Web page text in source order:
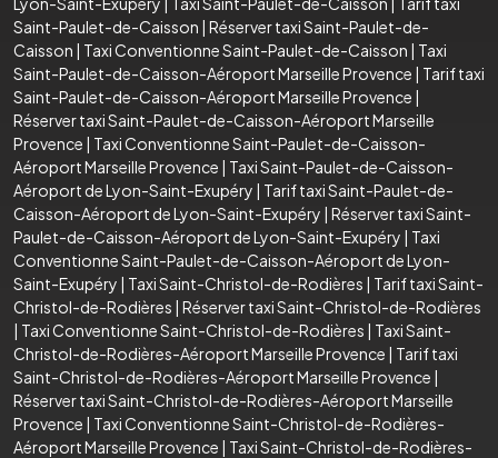
Saint-Paulet-de-Caisson | Réserver taxi Saint-Paulet-de-
Caisson | Taxi Conventionne Saint-Paulet-de-Caisson | Taxi
Saint-Paulet-de-Caisson-Aéroport Marseille Provence | Tarif taxi
Saint-Paulet-de-Caisson-Aéroport Marseille Provence |
Réserver taxi Saint-Paulet-de-Caisson-Aéroport Marseille
Provence | Taxi Conventionne Saint-Paulet-de-Caisson-
Aéroport Marseille Provence | Taxi Saint-Paulet-de-Caisson-
Aéroport de Lyon-Saint-Exupéry | Tarif taxi Saint-Paulet-de-
Caisson-Aéroport de Lyon-Saint-Exupéry | Réserver taxi Saint-
Paulet-de-Caisson-Aéroport de Lyon-Saint-Exupéry | Taxi
Conventionne Saint-Paulet-de-Caisson-Aéroport de Lyon-
Saint-Exupéry | Taxi Saint-Christol-de-Rodières | Tarif taxi Saint-
Christol-de-Rodières | Réserver taxi Saint-Christol-de-Rodières
| Taxi Conventionne Saint-Christol-de-Rodières | Taxi Saint-
Christol-de-Rodières-Aéroport Marseille Provence | Tarif taxi
Saint-Christol-de-Rodières-Aéroport Marseille Provence |
Réserver taxi Saint-Christol-de-Rodières-Aéroport Marseille
Provence | Taxi Conventionne Saint-Christol-de-Rodières-
Aéroport Marseille Provence | Taxi Saint-Christol-de-Rodières-